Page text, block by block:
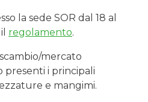
la sede SOR dal 18 al
regolamento.
mercato
presenti i principali
e mangimi.